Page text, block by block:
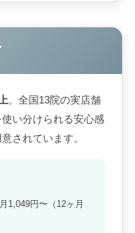
。全国13院の実店舗
い分けられる安心感
されています。
1,049円〜（12ヶ月